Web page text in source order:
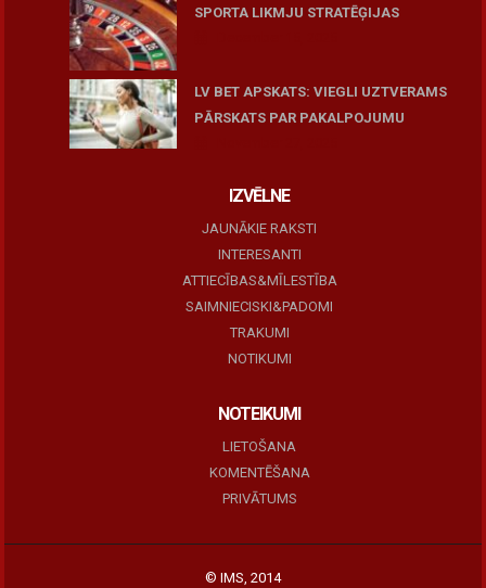
SPORTA LIKMJU STRATĒĢIJAS
LV BET APSKATS: VIEGLI UZTVERAMS
PĀRSKATS PAR PAKALPOJUMU
IZVĒLNE
JAUNĀKIE RAKSTI
INTERESANTI
ATTIECĪBAS&MĪLESTĪBA
SAIMNIECISKI&PADOMI
TRAKUMI
NOTIKUMI
NOTEIKUMI
LIETOŠANA
KOMENTĒŠANA
PRIVĀTUMS
© IMS, 2014